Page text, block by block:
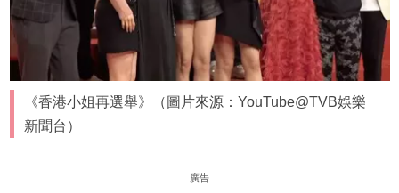
《香港小姐再選舉》（圖片來源：YouTube@TVB娛樂
新聞台）
廣告